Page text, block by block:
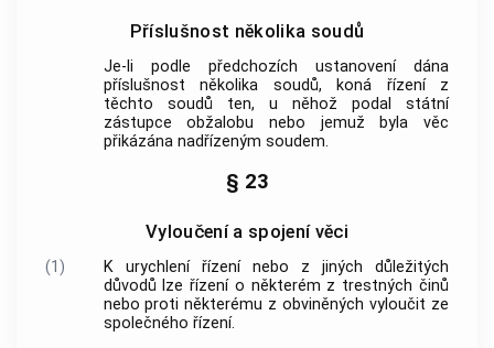
Příslušnost několika soudů
Je-li podle předchozích ustanovení dána
příslušnost několika soudů, koná řízení z
těchto soudů ten, u něhož podal státní
zástupce obžalobu nebo jemuž byla věc
přikázána nadřízeným soudem.
§ 23
Vyloučení a spojení věci
(1)
K urychlení řízení nebo z jiných důležitých
důvodů lze řízení o některém z trestných činů
nebo proti některému z obviněných vyloučit ze
společného řízení.